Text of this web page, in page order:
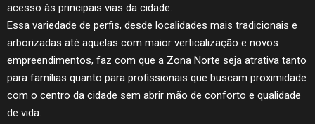
acesso às principais vias da cidade.
Essa variedade de perfis, desde localidades mais tradicionais e
arborizadas até aquelas com maior verticalização e novos
empreendimentos, faz com que a Zona Norte seja atrativa tanto
para famílias quanto para profissionais que buscam proximidade
com o centro da cidade sem abrir mão de conforto e qualidade
de vida.